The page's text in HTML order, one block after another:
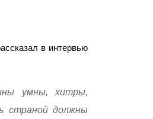
в интервью
умны, хитры,
страной должны